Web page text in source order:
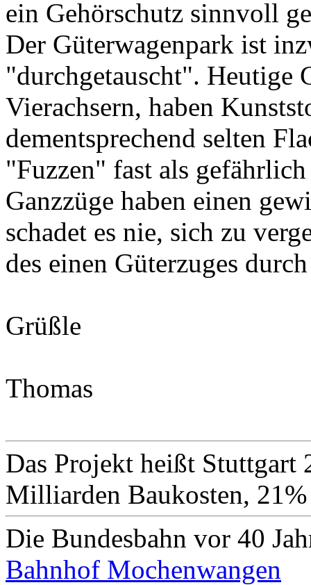
ein Gehörschutz sinnvoll
Der Güterwagenpark ist
"durchgetauscht". Heutige
Vierachsern, haben
dementsprechend selten
"Fuzzen" fast als
Ganzzüge haben einen
schadet es nie, sich zu
des einen Güterzuges
Grüßle
Thomas
Das Projekt heißt Stuttgart
Milliarden Baukosten,
Die Bundesbahn vor 40
Bahnhof Mochenwangen